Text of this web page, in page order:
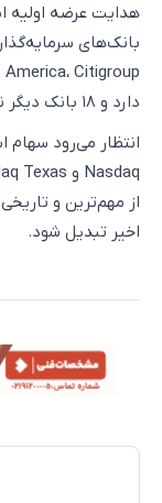
هدایت عرضه اولیه
دارد و ۱۸ بانک دیگر نیز در این فرآیند مشارکت دارند.
از مهم‌ترین و
اخیر تبدیل شود.